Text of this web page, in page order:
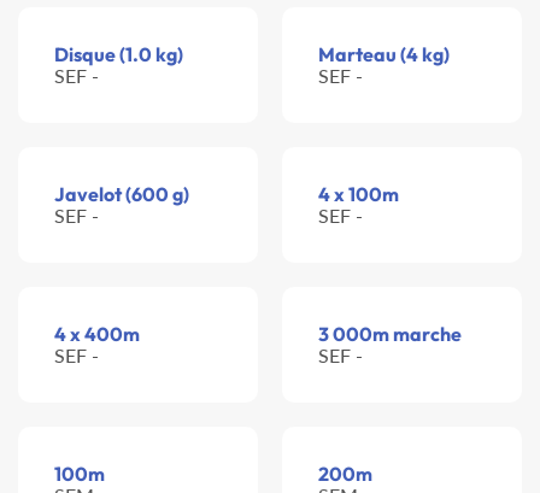
Disque (1.0 kg)
SEF -
Marteau (4 kg)
SEF -
Javelot (600 g)
SEF -
4 x 100m
SEF -
4 x 400m
SEF -
3 000m marche
SEF -
100m 200m